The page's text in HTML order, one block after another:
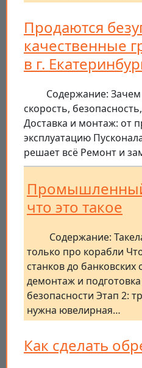
Продаются
качественные
в г.
Содержание:
скорость,
Доставка и монтаж: от
эксплуатацию
решает всё Ремонт и
что это такое
Содержание:
только про корабли
станков до банковских
демонтаж и
безопасности Этап 2:
нужна ювелирная…
Как сделать